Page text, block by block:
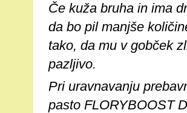
Če kuža bruha in ima
da bo pil manjše
tako, da mu v gobček
pazljivo.
Pri uravnavanju
pasto FLORYBOOST